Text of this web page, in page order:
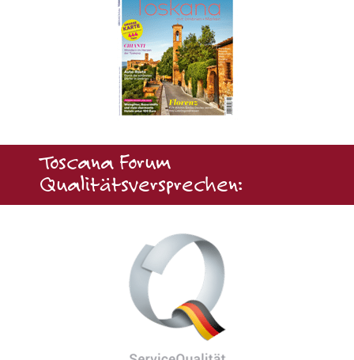
Toscana Forum
Qualitätsversprechen: